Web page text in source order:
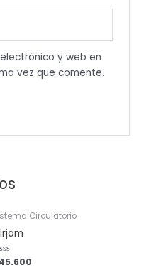
y web en
vez que comente.
Circulatorio
45.600